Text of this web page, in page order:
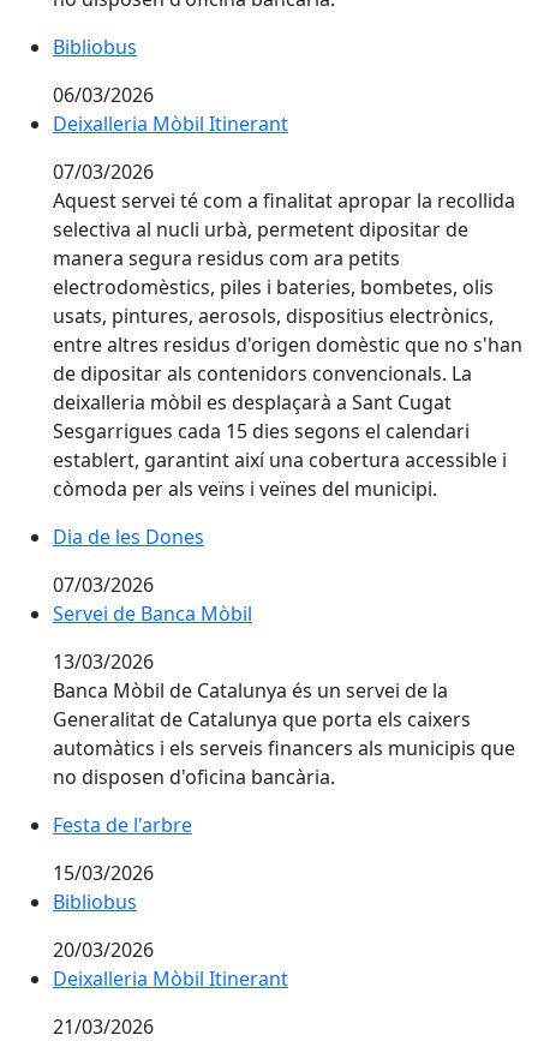
Bibliobus
06/03/2026
Deixalleria Mòbil Itinerant
07/03/2026
Aquest servei té com a finalitat apropar la recollida
selectiva al nucli urbà, permetent dipositar de
manera segura residus com ara petits
electrodomèstics, piles i bateries, bombetes, olis
usats, pintures, aerosols, dispositius electrònics,
entre altres residus d'origen domèstic que no s'han
de dipositar als contenidors convencionals. La
deixalleria mòbil es desplaçarà a Sant Cugat
Sesgarrigues cada 15 dies segons el calendari
establert, garantint així una cobertura accessible i
còmoda per als veïns i veïnes del municipi.
Dia de les Dones
Dia de les Dones
07/03/2026
Servei de Banca Mòbil
13/03/2026
Banca Mòbil de Catalunya és un servei de la
Generalitat de Catalunya que porta els caixers
automàtics i els serveis financers als municipis que
no disposen d'oficina bancària.
Festa de l'arbre
Festa de l'arbre
15/03/2026
Bibliobus
20/03/2026
Deixalleria Mòbil Itinerant
21/03/2026